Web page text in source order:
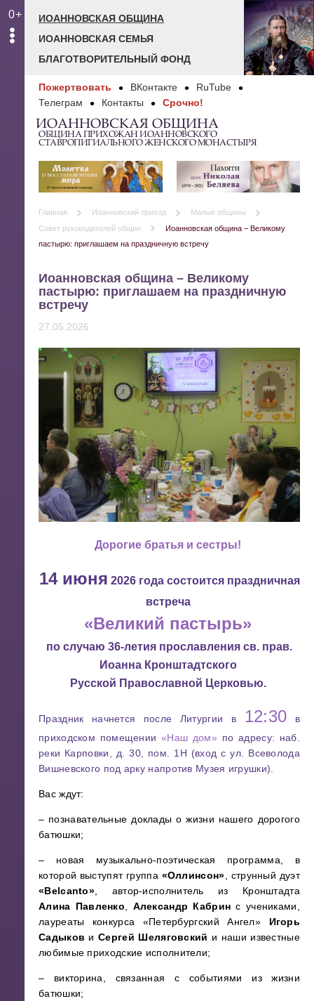
0+
ИОАННОВСКАЯ ОБЩИНА
ИОАННОВСКАЯ СЕМЬЯ
БЛАГОТВОРИТЕЛЬНЫЙ ФОНД
Пожертвовать ВКонтакте
RuTube
Телеграм
Контакты Срочно!
ИОАННОВСКАЯ ОБЩИНА
ОБЩИНА ПРИХОЖАН ИОАННОВСКОГО
СТАВРОПИГИАЛЬНОГО ЖЕНСКОГО МОНАСТЫРЯ
Главная Иоанновский приход
Малые общины
Совет руководителей общин
Иоанновская община – Великому
пастырю: приглашаем на праздничную встречу
Иоанновская община – Великому
пастырю: приглашаем на праздничную
встречу
27.05.2026
Дорогие братья и сестры!
14 июня 2026 года состоится праздничная
встреча
«Великий пастырь»
по случаю 36-летия прославления св. прав.
Иоанна Кронштадтского
Русской Православной Церковью.
Праздник начнется после Литургии в 12:30 в
приходском помещении«Наш дом» по адресу: наб.
реки Карповки, д. 30, пом. 1Н (вход с ул. Всеволода
Вишневского под арку напротив Музея игрушки).
Вас ждут:
– познавательные доклады о жизни нашего дорогого
батюшки;
– ⁠новая музыкально-поэтическая программа, в
которой выступят группа «Оллинсон» , струнный дуэт
«Belcanto» , автор-исполнитель из Кронштадта
Алина Павленко
Александр Кабрин с учениками,
лауреаты конкурса «Петербургский Ангел» Игорь
Садыков иСергей Шеляговский и наши известные
любимые приходские исполнители;
– викторина, связанная с событиями из жизни
батюшки;